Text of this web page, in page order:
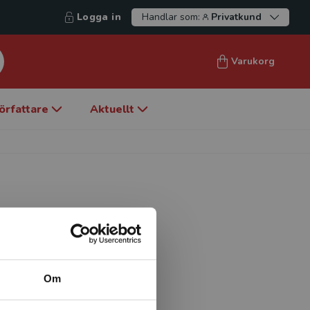
Om
Logga in Handlar som: Privatkund
Varukorg
Aktuellt
för geriatrisk psykiatri,